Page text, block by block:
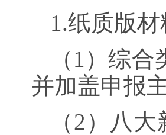
1.纸质版
（1）综
并加盖申报
（2）八